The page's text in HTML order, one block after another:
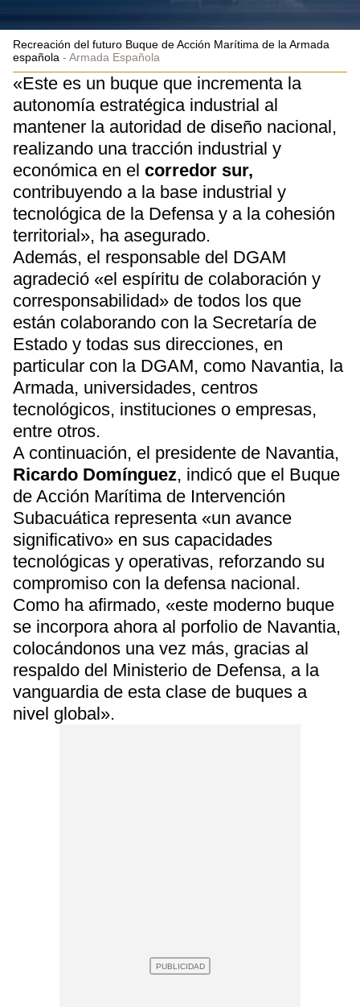
Recreación del futuro Buque de Acción Marítima de la Armada
española
Armada Española
«Este es un buque que incrementa la
autonomía estratégica industrial al
mantener la autoridad de diseño nacional,
realizando una tracción industrial y
económica en el corredor sur,
contribuyendo a la base industrial y
tecnológica de la Defensa y a la cohesión
territorial», ha asegurado.
Además, el responsable del DGAM
agradeció «el espíritu de colaboración y
corresponsabilidad» de todos los que
están colaborando con la Secretaría de
Estado y todas sus direcciones, en
particular con la DGAM, como Navantia, la
Armada, universidades, centros
tecnológicos, instituciones o empresas,
entre otros.
A continuación, el presidente de Navantia,
Ricardo Domínguez, indicó que el Buque
de Acción Marítima de Intervención
Subacuática representa «un avance
significativo» en sus capacidades
tecnológicas y operativas, reforzando su
compromiso con la defensa nacional.
Como ha afirmado, «este moderno buque
se incorpora ahora al porfolio de Navantia,
colocándonos una vez más, gracias al
respaldo del Ministerio de Defensa, a la
vanguardia de esta clase de buques a
nivel global».